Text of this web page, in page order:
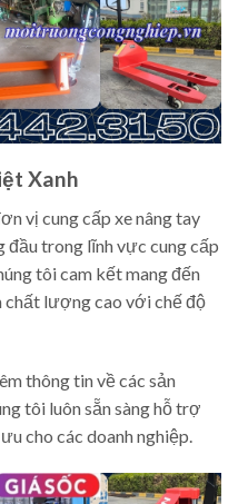
Xanh
vị cung cấp xe nâng tay
đầu trong lĩnh vực cung cấp
tôi cam kết mang đến
chất lượng cao với chế độ
thông tin về các sản
tôi luôn sẵn sàng hỗ trợ
cho các doanh nghiệp.